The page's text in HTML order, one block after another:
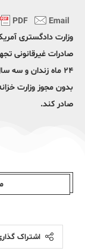
وزارت دادگستری
صادرات غیرقانونی
۲۴ ماه زندان و
بدون مجوز وزارت
صادر کند.
اشتراک